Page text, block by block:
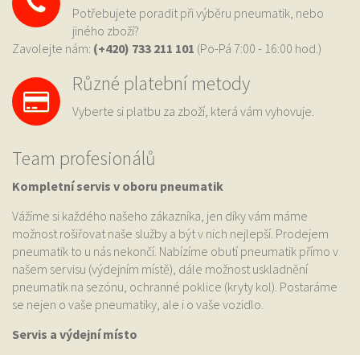
Potřebujete poradit při výběru pneumatik, nebo
jiného zboží?
Zavolejte nám: (+420) 733 211 101 (Po-Pá 7:00 - 16:00 hod.)
Různé platební metody
Vyberte si platbu za zboží, která vám vyhovuje.
Team profesionálů
Kompletní servis v oboru pneumatik
Vážíme si každého našeho zákazníka, jen díky vám máme
možnost rošiřovat naše služby a být v nich nejlepší. Prodejem
pneumatik to u nás nekončí. Nabízíme obutí pneumatik přímo v
našem servisu (výdejním místě), dále možnost uskladnění
pneumatik na sezónu, ochranné poklice (kryty kol). Postaráme
se nejen o vaše pneumatiky, ale i o vaše vozidlo.
Servis a výdejní místo